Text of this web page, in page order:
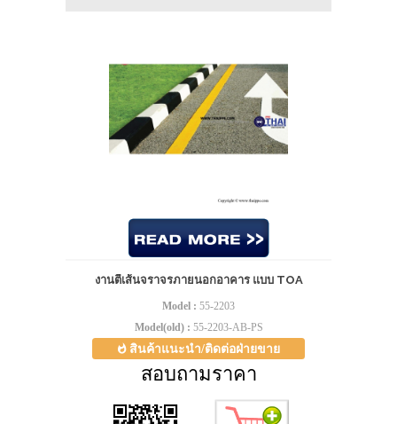
งานตีเส้นจราจรภายนอกอาคาร แบบ TOA
Model : 55-2203
Model(old) : 55-2203-AB-PS
สินค้าแนะนำ/ติดต่อฝ่ายขาย
สอบถามราคา